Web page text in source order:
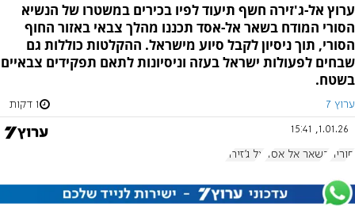
ערוץ אל-ג'זירה חשף תיעוד לפיו בכירים במשטרו של הנשיא
הסורי המודח בשאר אל-אסד תכננו מהלך צבאי באזור החוף
הסורי, תוך ניסיון לקבל סיוע מישראל. ההקלטות כוללות גם
שבחים לפעולות ישראל בעזה וניסיונות לתאם תפקידים צבאיים
בשטח.
ערוץ 7 1 דקות
1.01.26, 15:41
סוריה בשאר אל אסד אל ג'זירה